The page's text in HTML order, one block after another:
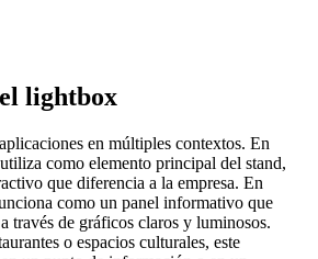
lightbox
en múltiples contextos. En
como elemento principal del stand,
que diferencia a la empresa. En
como un panel informativo que
través de gráficos claros y luminosos.
o espacios culturales, este